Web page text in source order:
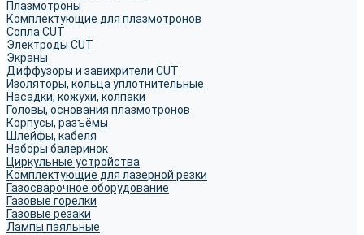
Плазмотроны
Комплектующие для плазмотронов
Сопла CUT
Электроды CUT
Экраны
Диффузоры и завихрители CUT
Изоляторы, кольца уплотнительные
Насадки, кожухи, колпаки
Головы, основания плазмотронов
Корпусы, разъёмы
Шлейфы, кабеля
Наборы балеринок
Циркульные устройства
Комплектующие для лазерной резки
Газосварочное оборудование
Газовые горелки
Газовые резаки
Лампы паяльные